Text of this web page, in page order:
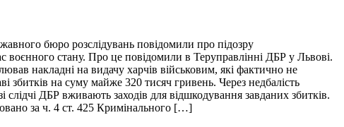
бюро розслідувань повідомили про підозру
воєнного стану. Про це повідомили в Теруправлінні ДБР у Львові.
накладні на видачу харчів військовим, які фактично не
збитків на суму майже 320 тисяч гривень. Через недбалість
ДБР вживають заходів для відшкодування завданих збитків.
за ч. 4 ст. 425 Кримінального […]